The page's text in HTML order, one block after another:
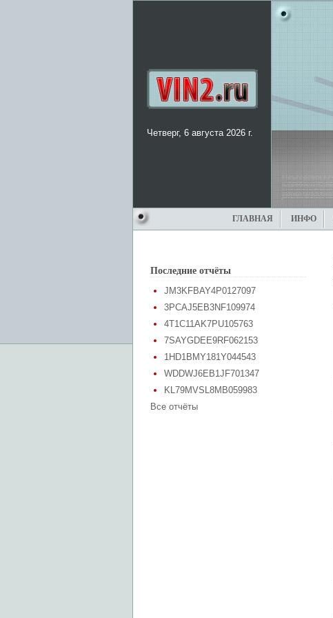
Четверг, 6 августа 2026 г.
ГЛАВНАЯ ИНФО
Последние отчёты
JM3KFBAY4P0127097
3PCAJ5EB3NF109974
4T1C11AK7PU105763
7SAYGDEE9RF062153
1HD1BMY181Y044543
WDDWJ6EB1JF701347
KL79MVSL8MB059983
Все отчёты